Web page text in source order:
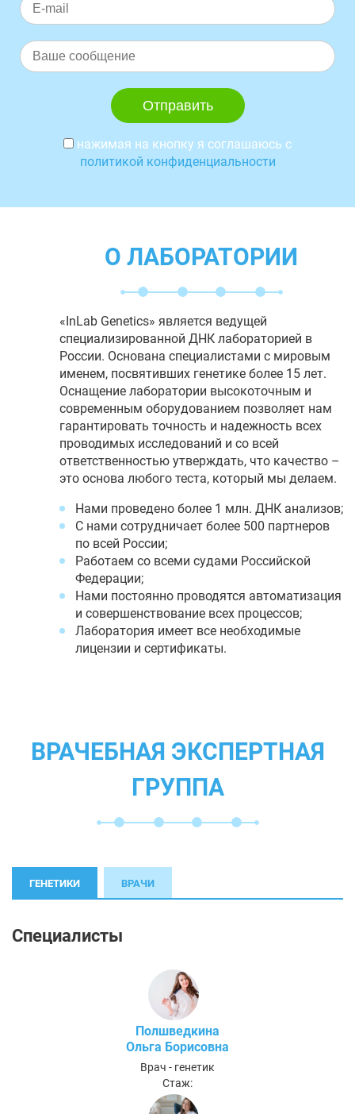
нажимая на кнопку я соглашаюсь с
политикой конфиденциальности
О ЛАБОРАТОРИИ
«InLab Genetics» является ведущей
специализированной ДНК лабораторией в
России. Основана специалистами с мировым
именем, посвятивших генетике более 15 лет.
Оснащение лаборатории высокоточным и
современным оборудованием позволяет нам
гарантировать точность и надежность всех
проводимых исследований и со всей
ответственностью утверждать, что качество –
это основа любого теста, который мы делаем.
Нами проведено более 1 млн. ДНК анализов;
С нами сотрудничает более 500 партнеров
по всей России;
Работаем со всеми судами Российской
Федерации;
Нами постоянно проводятся автоматизация
и совершенствование всех процессов;
Лаборатория имеет все необходимые
лицензии и сертификаты.
ВРАЧЕБНАЯ ЭКСПЕРТНАЯ
ГРУППА
ГЕНЕТИКИ ВРАЧИ
Специалисты
Полшведкина
Ольга Борисовна
Врач - генетик
Стаж: